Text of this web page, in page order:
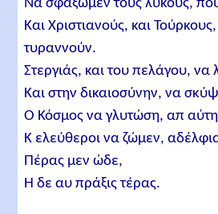
Να σφάξωμεν τους λύκους,
Και Χριστιανούς, και
τυραννούν.
Στεργιάς, και του πελάγου,
Και στην δικαιοσύνην, να
O Κόσμος να γλυτώση, απ
K ελεύθεροι να ζώμεν,
Πέρας μεν ώδε,
H δε αυ πράξις τέρας.